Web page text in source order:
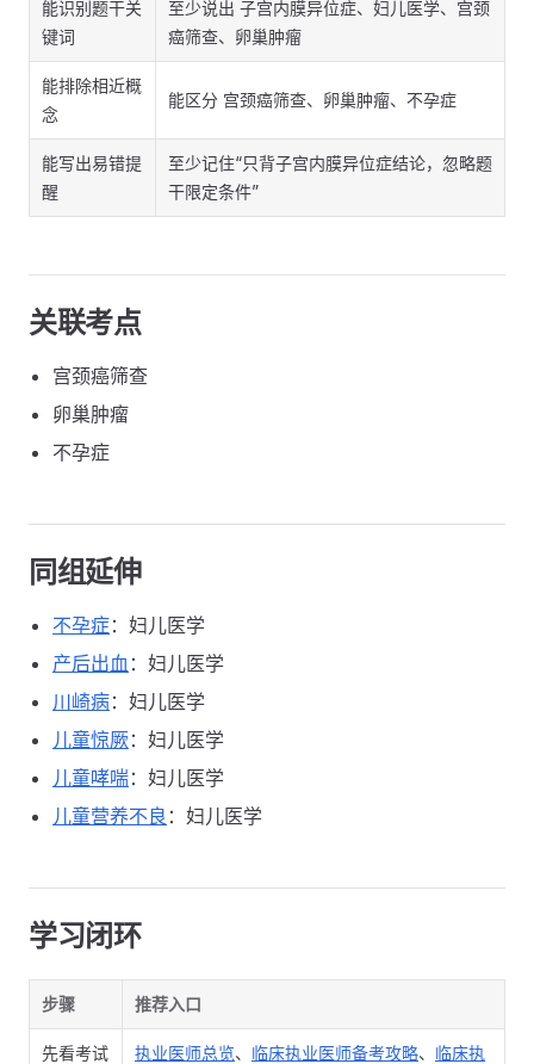
能识别题干关
键词
至少说出 子宫内膜异位症、妇儿医学、宫颈
癌筛查、卵巢肿瘤
能排除相近概
念
能区分 宫颈癌筛查、卵巢肿瘤、不孕症
能写出易错提
醒
至少记住“只背子宫内膜异位症结论，忽略题
干限定条件”
关联考点
宫颈癌筛查
卵巢肿瘤
不孕症
同组延伸
不孕症：妇儿医学
产后出血 ：妇儿医学
川崎病：妇儿医学
儿童惊厥：妇儿医学
儿童哮喘：妇儿医学
儿童营养不良 ：妇儿医学
学习闭环
步骤 推荐入口
先看考试
执业医师总览、 临床执业医师备考攻略、 临床执